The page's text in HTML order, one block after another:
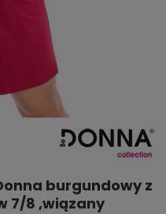
burgundowy z
7/8 ,wiązany